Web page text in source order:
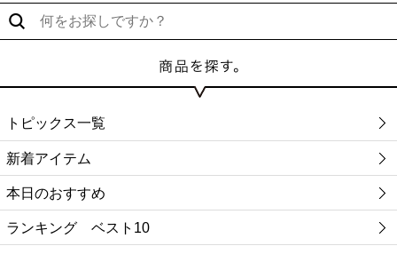
トピックス一覧
新着アイテム
本日のおすすめ
ランキング ベスト10